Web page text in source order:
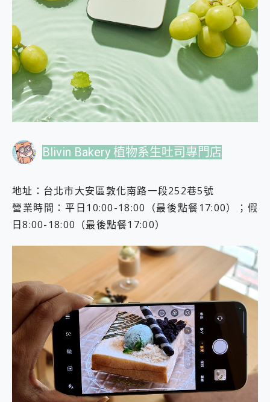
Blivin Bakery 植物系生吐司專門店
地址：台北市大安區敦化南路一段252巷5號
營業時間：平日10:00-18:00（最後點餐17:00）；假
日8:00-18:00（最後點餐17:00）